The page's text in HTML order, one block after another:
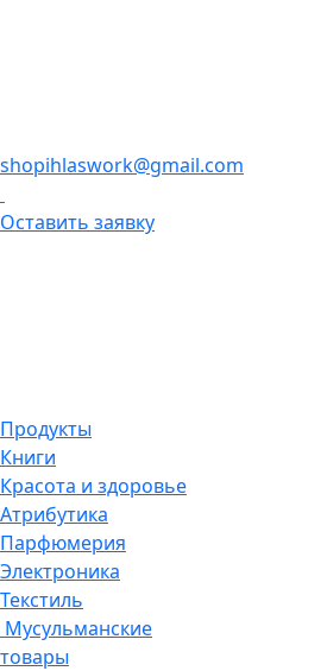
shopihlaswork@gmail.com
Оставить заявку
Продукты
Книги
Красота и здоровье
Атрибутика
Парфюмерия
Электроника
Текстиль
Мусульманские
товары